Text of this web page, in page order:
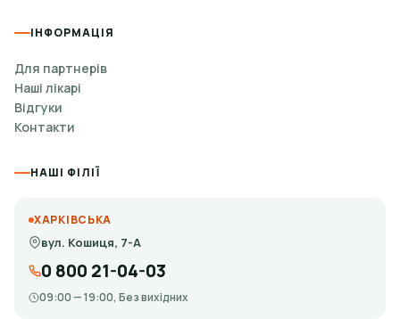
ІНФОРМАЦІЯ
Для партнерів
Наші лікарі
Відгуки
Контакти
НАШІ ФІЛІЇ
ХАРКІВСЬКА
вул. Кошиця, 7-А
0 800 21-04-03
09:00 — 19:00, Без вихідних